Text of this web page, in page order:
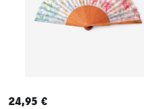
24,95 €